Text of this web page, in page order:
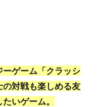
ゲーム「クラッシ
の対戦も楽しめる友
いゲーム。